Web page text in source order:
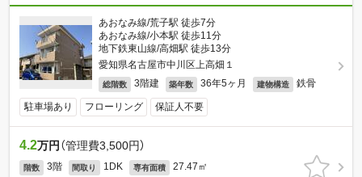
あおなみ線/荒子駅 徒歩7分
あおなみ線/小本駅 徒歩11分
地下鉄東山線/高畑駅 徒歩13分
愛知県名古屋市中川区上高畑１
総階数 3階建 築年数 36年5ヶ月 建物構造 鉄骨
駐車場あり フローリング 保証人不要
4.2万円 （管理費3,500円）
階数 3階 間取り 1DK 専有面積 27.47㎡